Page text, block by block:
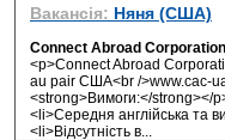
Вакансія: Няня (США)
Connect Abroad Corporation
<p>Connect Abroad
au pair США<br />www.cac-
<strong>Вимоги:</strong></
<li>Середня англійська та
<li>Відсутність в...